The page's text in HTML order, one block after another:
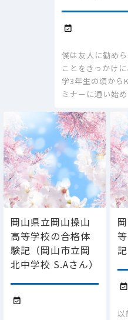

僕は友人に勧め
ことをきっかけ
学3年生の頃から
ミナーに通い始
岡山県立岡山操山
高等学校の合格体
験記（岡山市立岡
北中学校 S.Aさん）


以